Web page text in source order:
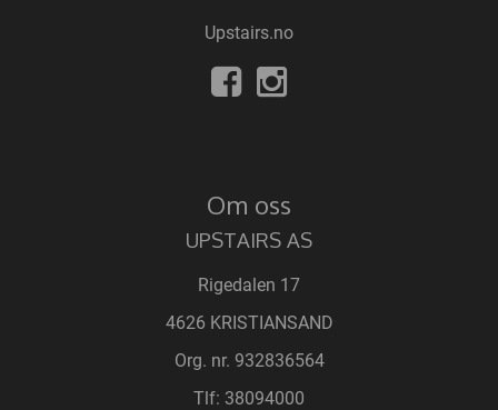
Upstairs.no
Om oss
UPSTAIRS AS
Rigedalen 17
4626 KRISTIANSAND
Org. nr. 932836564
Tlf: 38094000